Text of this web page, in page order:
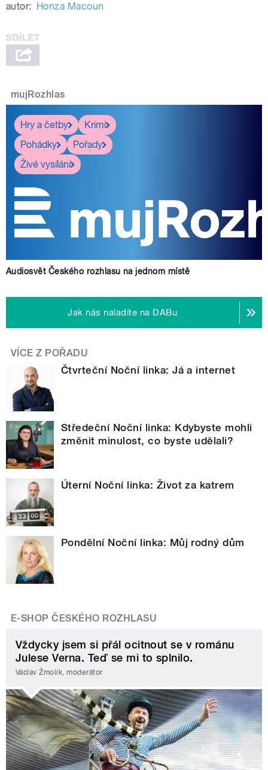
autor: Honza Macoun
mujRozhlas
Hry a četby
Krimi
Pohádky
Pořady
Živé vysílání
Audiosvět Českého rozhlasu na jednom místě
Jak nás naladíte na DABu
VÍCE Z POŘADU
Čtvrteční Noční linka: Já a internet
Středeční Noční linka: Kdybyste mohli
změnit minulost, co byste udělali?
Úterní Noční linka: Život za katrem
Pondělní Noční linka: Můj rodný dům
E-SHOP ČESKÉHO ROZHLASU
Vždycky jsem si přál ocitnout se v románu
Julese Verna. Teď se mi to splnilo.
Václav Žmolík, moderátor